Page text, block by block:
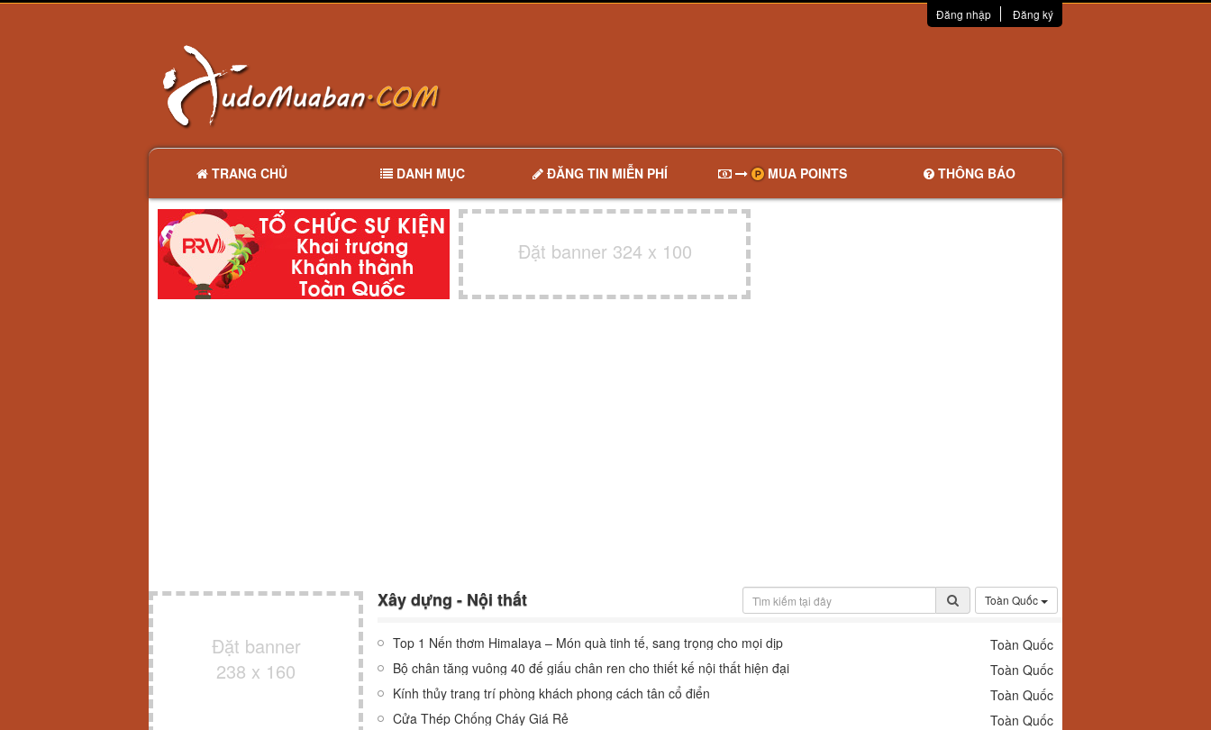
Đăng nhập Đăng ký
TRANG CHỦ DANH MỤC ĐĂNG TIN MIỄN PHÍ MUA POINTS THÔNG BÁO
Đặt banner 324 x 100
Đặt banner
238 x 160
Xây dựng - Nội thất Toàn Quốc
Top 1 Nến thơm Himalaya – Món quà tinh tế, sang trọng cho mọi dịp
Toàn Quốc
Bộ chân tăng vuông 40 đế giấu chân ren cho thiết kế nội thất hiện đại
Toàn Quốc
Kính thủy trang trí phòng khách phong cách tân cổ điển
Toàn Quốc
Cửa Thép Chống Cháy Giá Rẻ
Toàn Quốc